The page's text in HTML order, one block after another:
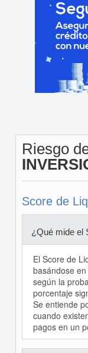
Riesgo
Score de
¿Qué mide el
El Score de
basándose
según la
porcentaje
Se entiende
cuando
pagos en un